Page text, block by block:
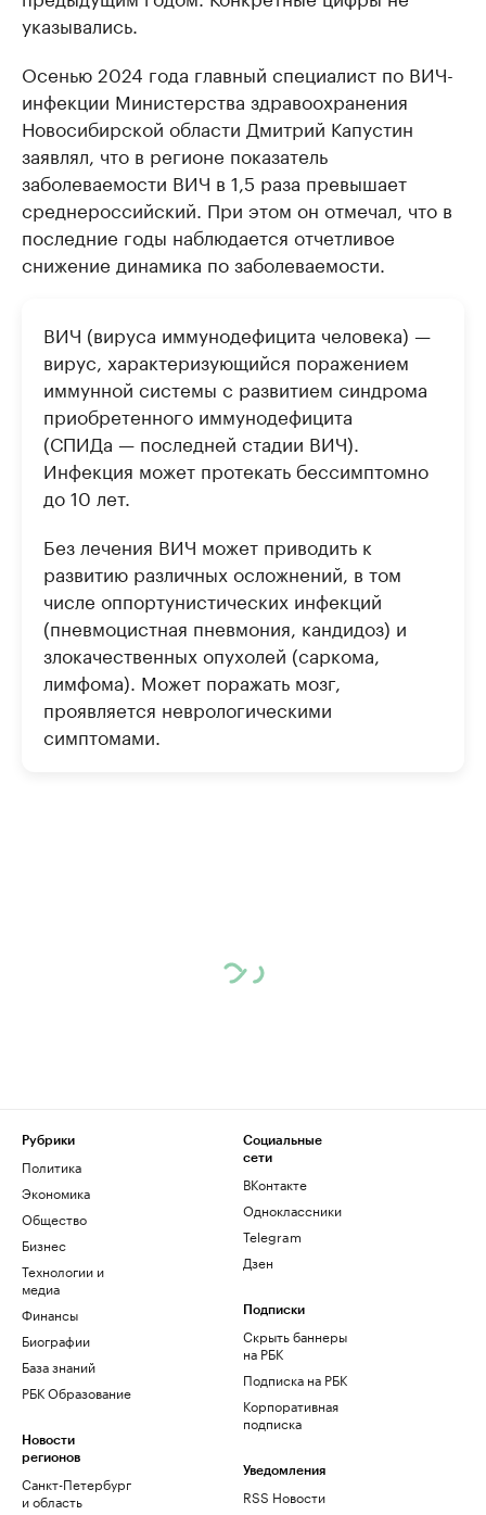
указывались.
Осенью 2024 года главный специалист по ВИЧ-
инфекции Министерства здравоохранения
Новосибирской области Дмитрий Капустин
заявлял, что в регионе показатель
заболеваемости ВИЧ в 1,5 раза превышает
среднероссийский. При этом он отмечал, что в
последние годы наблюдается отчетливое
снижение динамика по заболеваемости.
ВИЧ (вируса иммунодефицита человека) —
вирус, характеризующийся поражением
иммунной системы с развитием синдрома
приобретенного иммунодефицита
(СПИДа — последней стадии ВИЧ).
Инфекция может протекать бессимптомно
до 10 лет.
Без лечения ВИЧ может приводить к
развитию различных осложнений, в том
числе оппортунистических инфекций
(пневмоцистная пневмония, кандидоз) и
злокачественных опухолей (саркома,
лимфома). Может поражать мозг,
проявляется неврологическими
симптомами.
Рубрики
Политика
Экономика
Общество
Бизнес
Технологии и
медиа
Финансы
Биографии
База знаний
РБК Образование
Новости
регионов
Санкт-Петербург
и область
Социальные
сети
ВКонтакте
Одноклассники
Telegram
Дзен
Подписки
Скрыть баннеры
на РБК
Подписка на РБК
Корпоративная
подписка
Уведомления
RSS Новости